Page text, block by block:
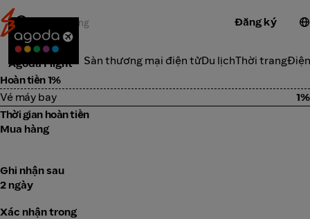
Đăng ký
Sàn thương mại điện tửDu lịchThời trang
Du lịch
Agoda Flight
Hoàn tiền 1%
Vé máy bay
1%
Thời gian hoàn tiền
Mua hàng
Ghi nhận sau
2 ngày
Xác nhận trong